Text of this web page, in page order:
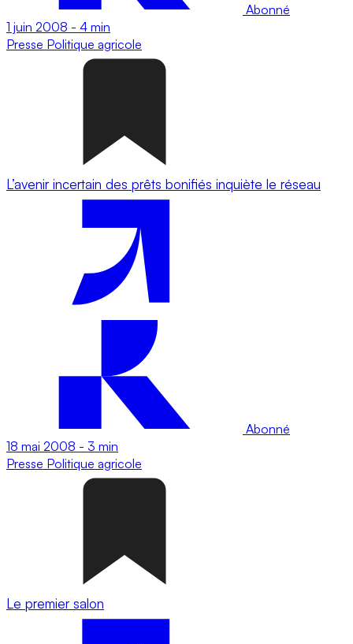
Abonné
1 juin 2008 - 4 min
Presse Politique agricole
L’avenir incertain des prêts bonifiés inquiète le réseau
Abonné
18 mai 2008 - 3 min
Presse Politique agricole
Le premier salon